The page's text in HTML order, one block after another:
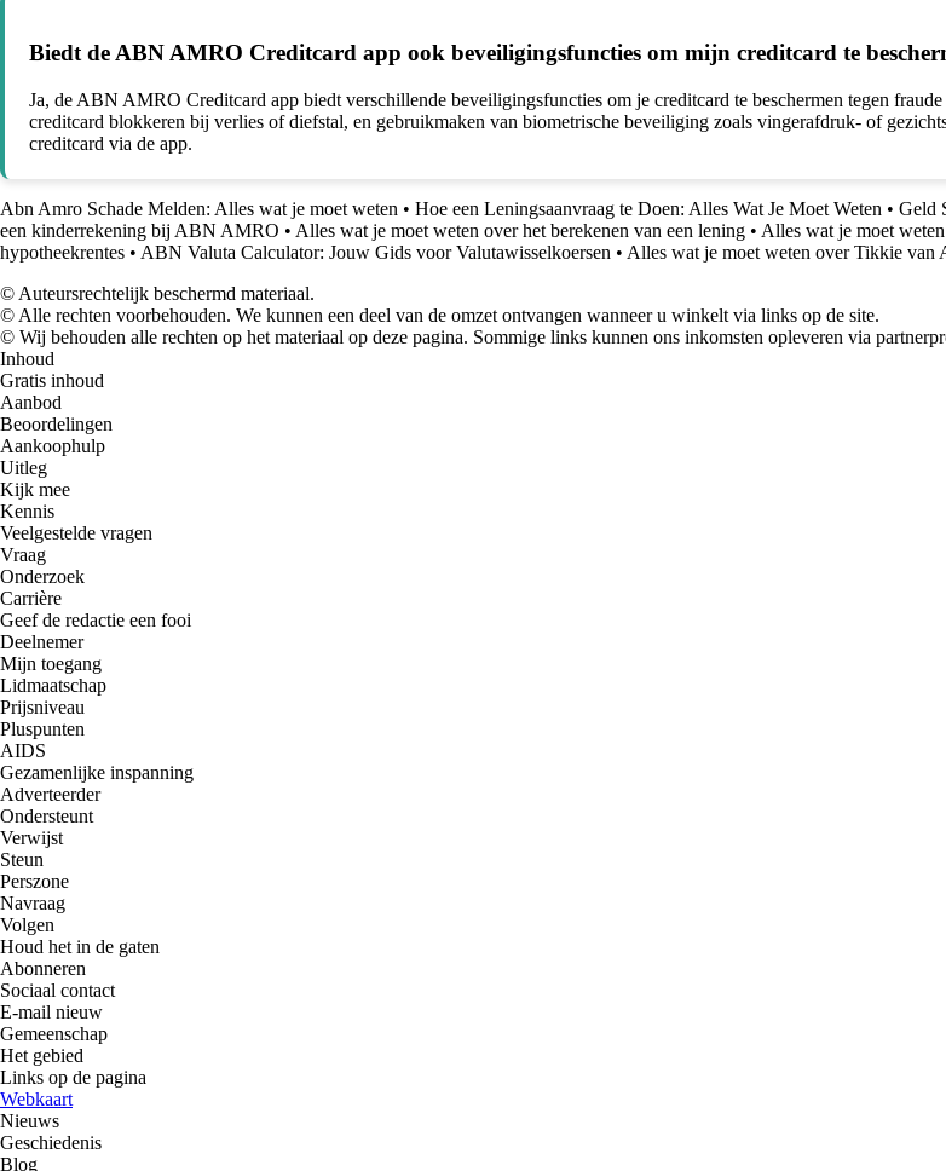
Biedt de ABN AMRO Creditcard app ook beveiligingsfuncties om mijn creditcard te
Ja, de ABN AMRO Creditcard app biedt verschillende beveiligingsfuncties om je creditcard te beschermen tegen
creditcard blokkeren bij verlies of diefstal, en gebruikmaken van biometrische beveiliging zoals vingerafdruk- of
creditcard via de app.
Abn Amro Schade Melden: Alles wat je moet weten • Hoe een Leningsaanvraag te Doen: Alles Wat Je Moet Weten • Geld
een kinderrekening bij ABN AMRO • Alles wat je moet weten over het berekenen van een lening • Alles wat je moet
hypotheekrentes • ABN Valuta Calculator: Jouw Gids voor Valutawisselkoersen • Alles wat je moet weten over Tikkie
© Auteursrechtelijk beschermd materiaal.
© Alle rechten voorbehouden. We kunnen een deel van de omzet ontvangen wanneer u winkelt via links op de site.
© Wij behouden alle rechten op het materiaal op deze pagina. Sommige links kunnen ons inkomsten opleveren via
Inhoud
Gratis inhoud
Aanbod
Beoordelingen
Aankoophulp
Uitleg
Kijk mee
Kennis
Veelgestelde vragen
Vraag
Onderzoek
Carrière
Geef de redactie een fooi
Deelnemer
Mijn toegang
Lidmaatschap
Prijsniveau
Pluspunten
AIDS
Gezamenlijke inspanning
Adverteerder
Ondersteunt
Verwijst
Steun
Perszone
Navraag
Volgen
Houd het in de gaten
Abonneren
Sociaal contact
E-mail nieuw
Gemeenschap
Het gebied
Links op de pagina
Webkaart
Nieuws
Geschiedenis
Blog